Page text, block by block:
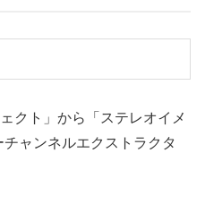
クト」から「ステレオイメ
ャンネルエクストラクタ